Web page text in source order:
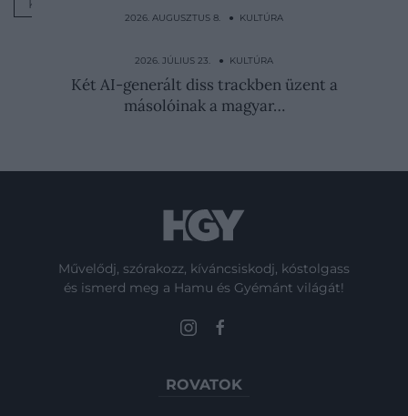
KÉNYELEM
2026. AUGUSZTUS 8. ● KULTÚRA
testének szagát
2026. JÚLIUS 23. ● KULTÚRA
Két AI-generált diss trackben üzent a
másolóinak a magyar…
Művelődj, szórakozz, kíváncsiskodj, kóstolgass
és ismerd meg a Hamu és Gyémánt világát!
ROVATOK